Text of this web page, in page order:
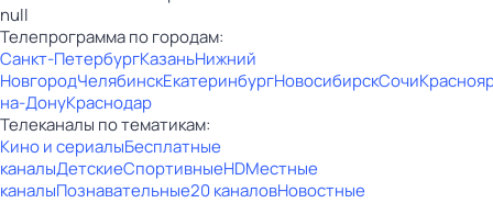
null
Телепрограмма по городам:
Санкт-ПетербургКазаньНижний
НовгородЧелябинскЕкатеринбургНовосибирскСочи
на-ДонуКраснодар
Телеканалы по тематикам:
Кино и сериалыБесплатные
каналыДетскиеСпортивныеHDМестные
каналыПознавательные20 каналовНовостные